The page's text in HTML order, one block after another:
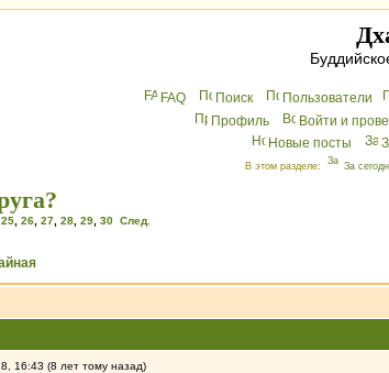
FAQ Поиск Пользователи
Профиль
Войти и
Новые посты
В этом разделе: За
25 26 27 28 29 30 След.
16:43 (8 лет тому назад)